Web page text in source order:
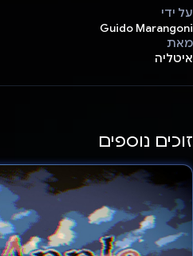
על ידי
Guido Marangoni
מאת
איטליה
זוכים נוספים